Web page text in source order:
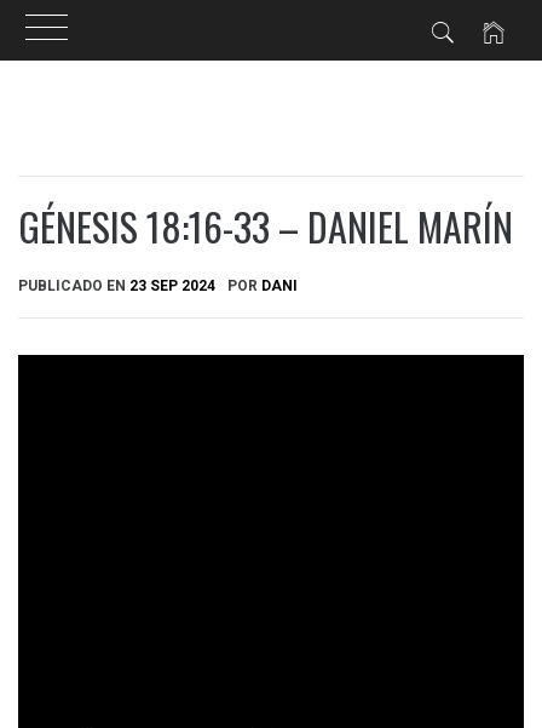
GÉNESIS 18:16-33 – DANIEL MARÍN
PUBLICADO EN 23 SEP 2024 POR DANI